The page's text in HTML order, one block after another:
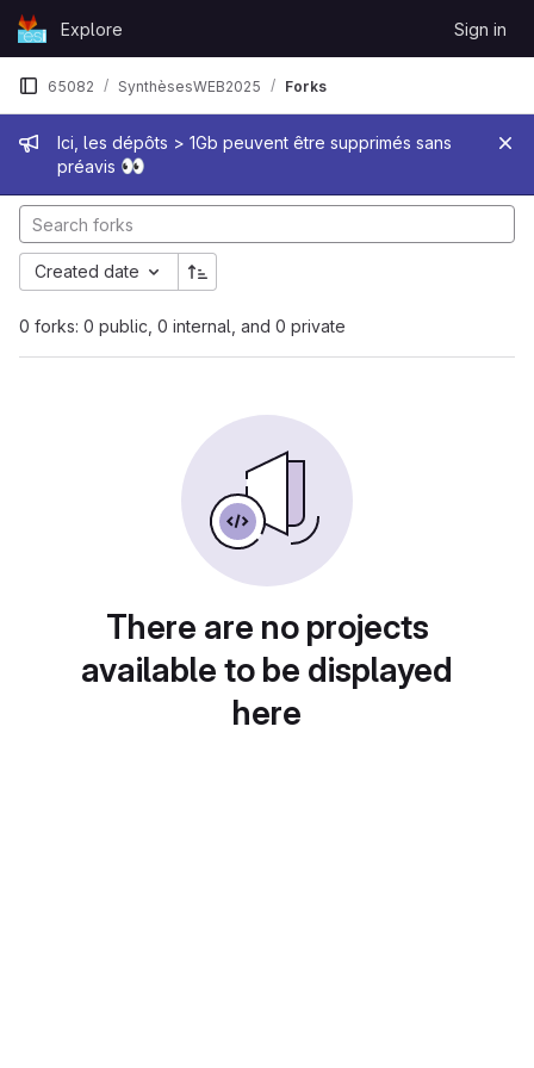
Skip to content
GitLabExplore Sign in
Admin message
Ici, les dépôts > 1Gb peuvent être supprimés sans
préavis 👀
65082 SynthèsesWEB2025 Forks
0 forks: 0 public, 0 internal, and 0 private
Created date
There are no projects
available to be displayed
here